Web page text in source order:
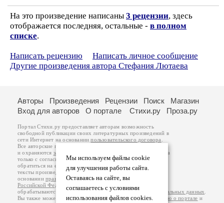
На это произведение написаны 3 рецензии, здесь
отображается последняя, остальные - в полном
списке.
Написать рецензию
Написать личное сообщение
Другие произведения автора Стефания Лютаева
Мы используем файлы cookie
для улучшения работы сайта.
Оставаясь на сайте, вы
соглашаетесь с условиями
использования файлов cookies.
Авторы Произведения Рецензии Поиск
Магазин
Вход для авторов
О портале Стихи.ру Проза.ру
Портал Стихи.ру предоставляет авторам возможность
свободной публикации своих литературных произведений в
сети Интернет на основаниипользовательского договора
Все авторские права на произведения принадлежат авторам
и охраняются законом
. Перепечатка произведений возможна
только с согласия его автора, к которому вы можете
обратиться на его авторской странице. Ответственность за
тексты произведений авторы несут самостоятельно на
основанииправил публикацииизаконодательства
Российской Федерации
обрабатываются на основанииПолитики обработки персональных данных
Вы также можете посмотреть более подробнуюинформацию о портале и